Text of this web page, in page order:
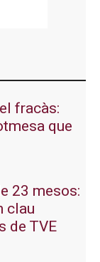
fracàs:
que
23 mesos:
clau
de TVE